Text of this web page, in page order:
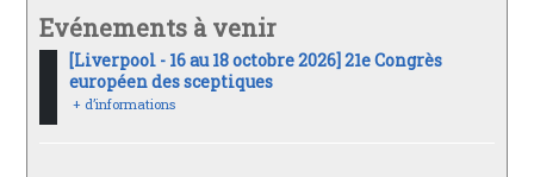
Evénements à venir
[Liverpool - 16 au 18 octobre 2026] 21e Congrès
européen des sceptiques
+ d’informations